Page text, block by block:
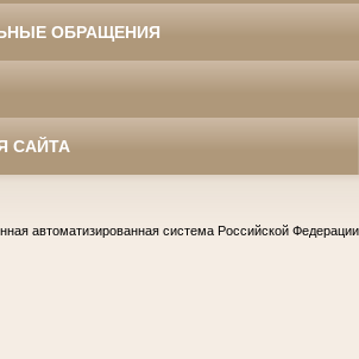
ОБРАЩЕНИЯ
САЙТА
автоматизированная система Российской